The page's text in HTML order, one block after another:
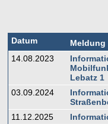
Datum
Meldung
14.08.2023
Lebatz 1
03.09.2024
11.12.2025